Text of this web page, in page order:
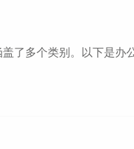
了多个类别。以下是办